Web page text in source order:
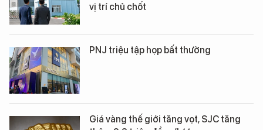
vị trí chủ chốt
PNJ triệu tập họp bất thường
Giá vàng thế giới tăng vọt, SJC tăng